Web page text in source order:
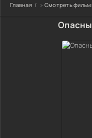
Главная » Смотреть